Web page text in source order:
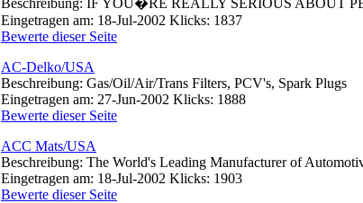
Beschreibung: IF YOU�RE REALLY SERIOUS ABOUT
Eingetragen am: 18-Jul-2002 Klicks: 1837
Bewerte dieser Seite
AC-Delko/USA
Beschreibung: Gas/Oil/Air/Trans Filters, PCV's, Spark Plugs
Eingetragen am: 27-Jun-2002 Klicks: 1888
Bewerte dieser Seite
ACC Mats/USA
Beschreibung: The World's Leading Manufacturer of
Eingetragen am: 18-Jul-2002 Klicks: 1903
Bewerte dieser Seite